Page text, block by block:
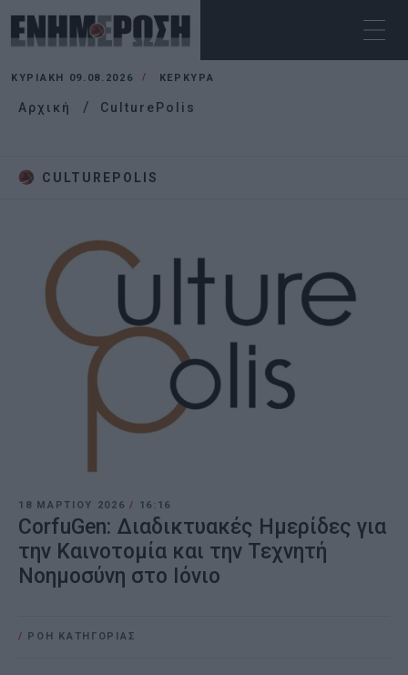
ΚΥΡΙΑΚΉ 09.08.2026 ΚΕΡΚΥΡΑ
Αρχική CulturePolis
CULTUREPOLIS
18 ΜΑΡΤΊΟΥ 2026/ 16:16
CorfuGen: Διαδικτυακές Ημερίδες για
την Καινοτομία και την Τεχνητή
Νοημοσύνη στο Ιόνιο
/ ΡΟΗ ΚΑΤΗΓΟΡΙΑΣ